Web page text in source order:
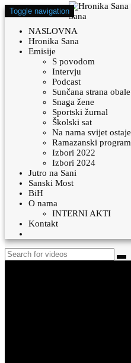
Toggle navigation
NASLOVNA
Hronika Sana
Emisije
S povodom
Intervju
Podcast
Sunčana strana obale
Snaga žene
Sportski žurnal
Školski sat
Na nama svijet ostaje
Ramazanski program
Izbori 2022
Izbori 2024
Jutro na Sani
Sanski Most
BiH
O nama
INTERNI AKTI
Kontakt